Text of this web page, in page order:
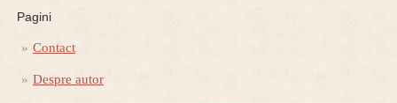
Pagini
Contact
Despre autor